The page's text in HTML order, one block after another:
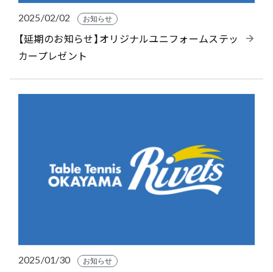
2025/02/02 お知らせ
【延期のお知らせ】オリジナルユニフォームステッ
カープレゼント
2025/01/30 お知らせ